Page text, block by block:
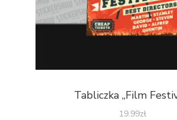
Tabliczka „Film
19.99zł